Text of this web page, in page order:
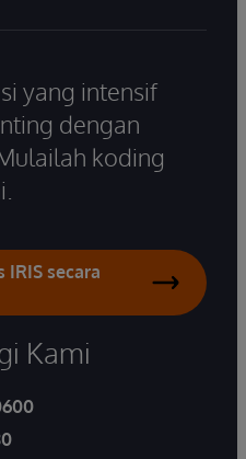
yang intensif
dengan
koding
IRIS secara
Kami